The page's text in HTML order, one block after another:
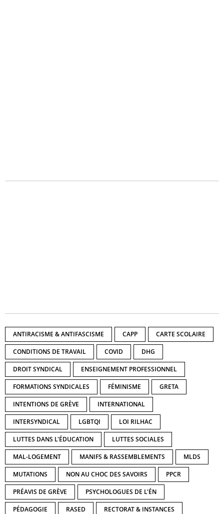
ANTIRACISME & ANTIFASCISME CAPP CARTE SCOLAIRE
CONDITIONS DE TRAVAIL COVID DHG
DROIT SYNDICAL ENSEIGNEMENT PROFESSIONNEL
FORMATIONS SYNDICALES FÉMINISME GRETA
INTENTIONS DE GRÈVE INTERNATIONAL
INTERSYNDICAL LGBTQI LOI RILHAC
LUTTES DANS L'ÉDUCATION LUTTES SOCIALES
MAL-LOGEMENT MANIFS & RASSEMBLEMENTS MLDS
MUTATIONS NON AU CHOC DES SAVOIRS PPCR
PRÉAVIS DE GRÈVE PSYCHOLOGUES DE L'ÉN
PÉDAGOGIE RASED RECTORAT & INSTANCES